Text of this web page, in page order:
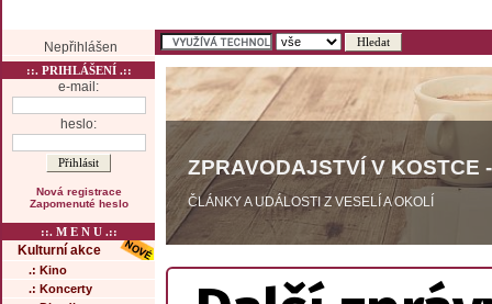
Nepřihlášen
::. PRIHLÁŠENÍ .::
e-mail:
heslo:
Nová registrace
Zapomenuté heslo
::. M E N U .::
Kulturní akce
.: Kino
.: Koncerty
ZPRAVODAJSTVÍ V KOSTCE
ČLÁNKY A UDÁLOSTI Z VESELÍ A OKOLÍ